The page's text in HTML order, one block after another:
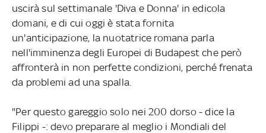
uscirà sul settimanale 'Diva e Donna' in edicola
domani, e di cui oggi è stata fornita
un'anticipazione, la nuotatrice romana parla
nell'imminenza degli Europei di Budapest che però
affronterà in non perfette condizioni, perché frenata
da problemi ad una spalla.
"Per questo gareggio solo nei 200 dorso - dice la
Filippi -: devo preparare al meglio i Mondiali del